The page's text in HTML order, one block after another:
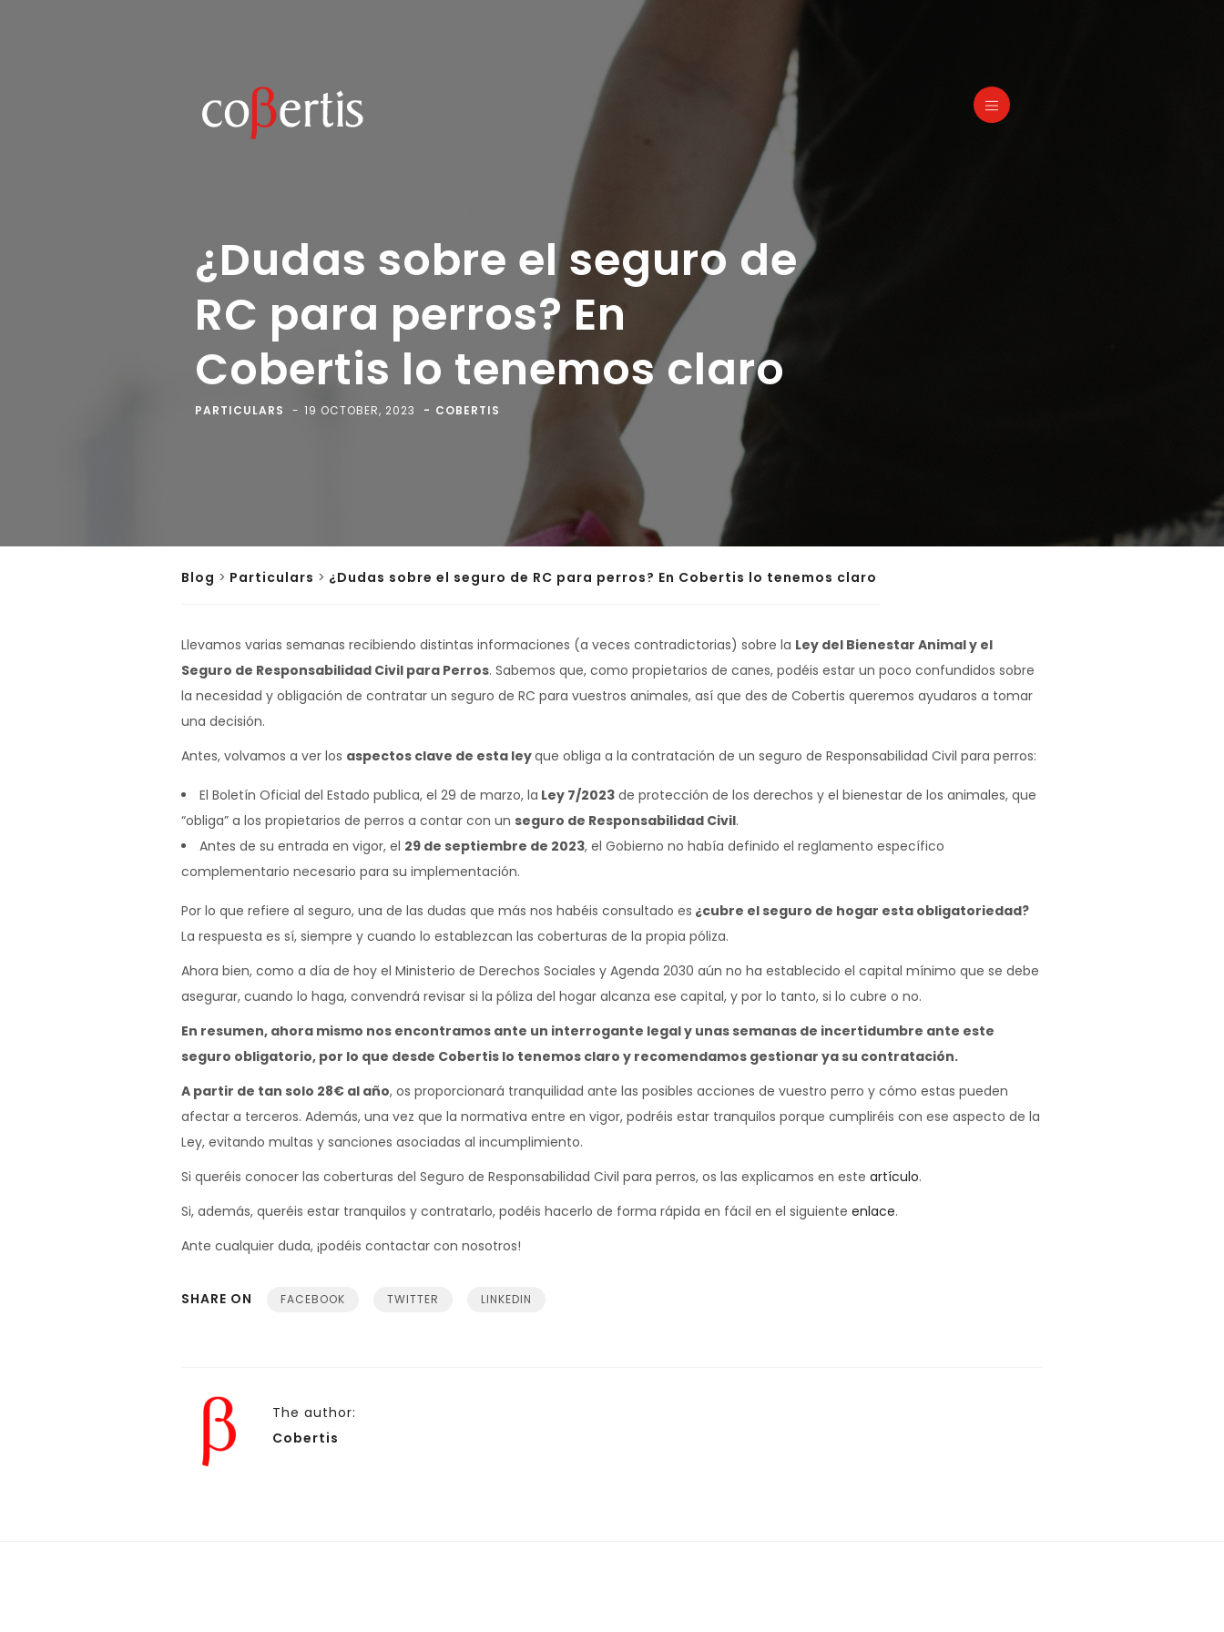
¿Dudas sobre el seguro de
RC para perros? En
Cobertis lo tenemos claro
PARTICULARS 19 OCTOBER, 2023 COBERTIS
Blog > Particulars > ¿Dudas sobre el seguro de RC para perros? En Cobertis lo tenemos claro
Llevamos varias semanas recibiendo distintas informaciones (a veces contradictorias) sobre la Ley del Bienestar Animal y el
Seguro de Responsabilidad Civil para Perros. Sabemos que, como propietarios de canes, podéis estar un poco confundidos sobre
la necesidad y obligación de contratar un seguro de RC para vuestros animales, así que des de Cobertis queremos ayudaros a tomar
una decisión.
Antes, volvamos a ver los aspectos clave de esta leyque obliga a la contratación de un seguro de Responsabilidad Civil para perros:
El Boletín Oficial del Estado publica, el 29 de marzo, la Ley 7/2023 de protección de los derechos y el bienestar de los animales, que
“obliga” a los propietarios de perros a contar con un seguro de Responsabilidad Civil.
Antes de su entrada en vigor, el 29 de septiembre de 2023, el Gobierno no había definido el reglamento específico
complementario necesario para su implementación.
Por lo que refiere al seguro, una de las dudas que más nos habéis consultado es ¿cubre el seguro de hogar esta obligatoriedad?
La respuesta es sí, siempre y cuando lo establezcan las coberturas de la propia póliza.
Ahora bien, como a día de hoy el Ministerio de Derechos Sociales y Agenda 2030 aún no ha establecido el capital mínimo que se debe
asegurar, cuando lo haga, convendrá revisar si la póliza del hogar alcanza ese capital, y por lo tanto, si lo cubre o no.
En resumen, ahora mismo nos encontramos ante un interrogante legal y unas semanas de incertidumbre ante este
seguro obligatorio, por lo que desde Cobertis lo tenemos claro y recomendamos gestionar ya su contratación.
A partir de tan solo 28€ al año, os proporcionará tranquilidad ante las posibles acciones de vuestro perro y cómo estas pueden
afectar a terceros. Además, una vez que la normativa entre en vigor, podréis estar tranquilos porque cumpliréis con ese aspecto de la
Ley, evitando multas y sanciones asociadas al incumplimiento.
Si queréis conocer las coberturas del Seguro de Responsabilidad Civil para perros, os las explicamos en este artículo.
Si, además, queréis estar tranquilos y contratarlo, podéis hacerlo de forma rápida en fácil en el siguiente enlace.
Ante cualquier duda, ¡podéis contactar con nosotros!
SHARE ON FACEBOOK TWITTER LINKEDIN
The author:
Cobertis